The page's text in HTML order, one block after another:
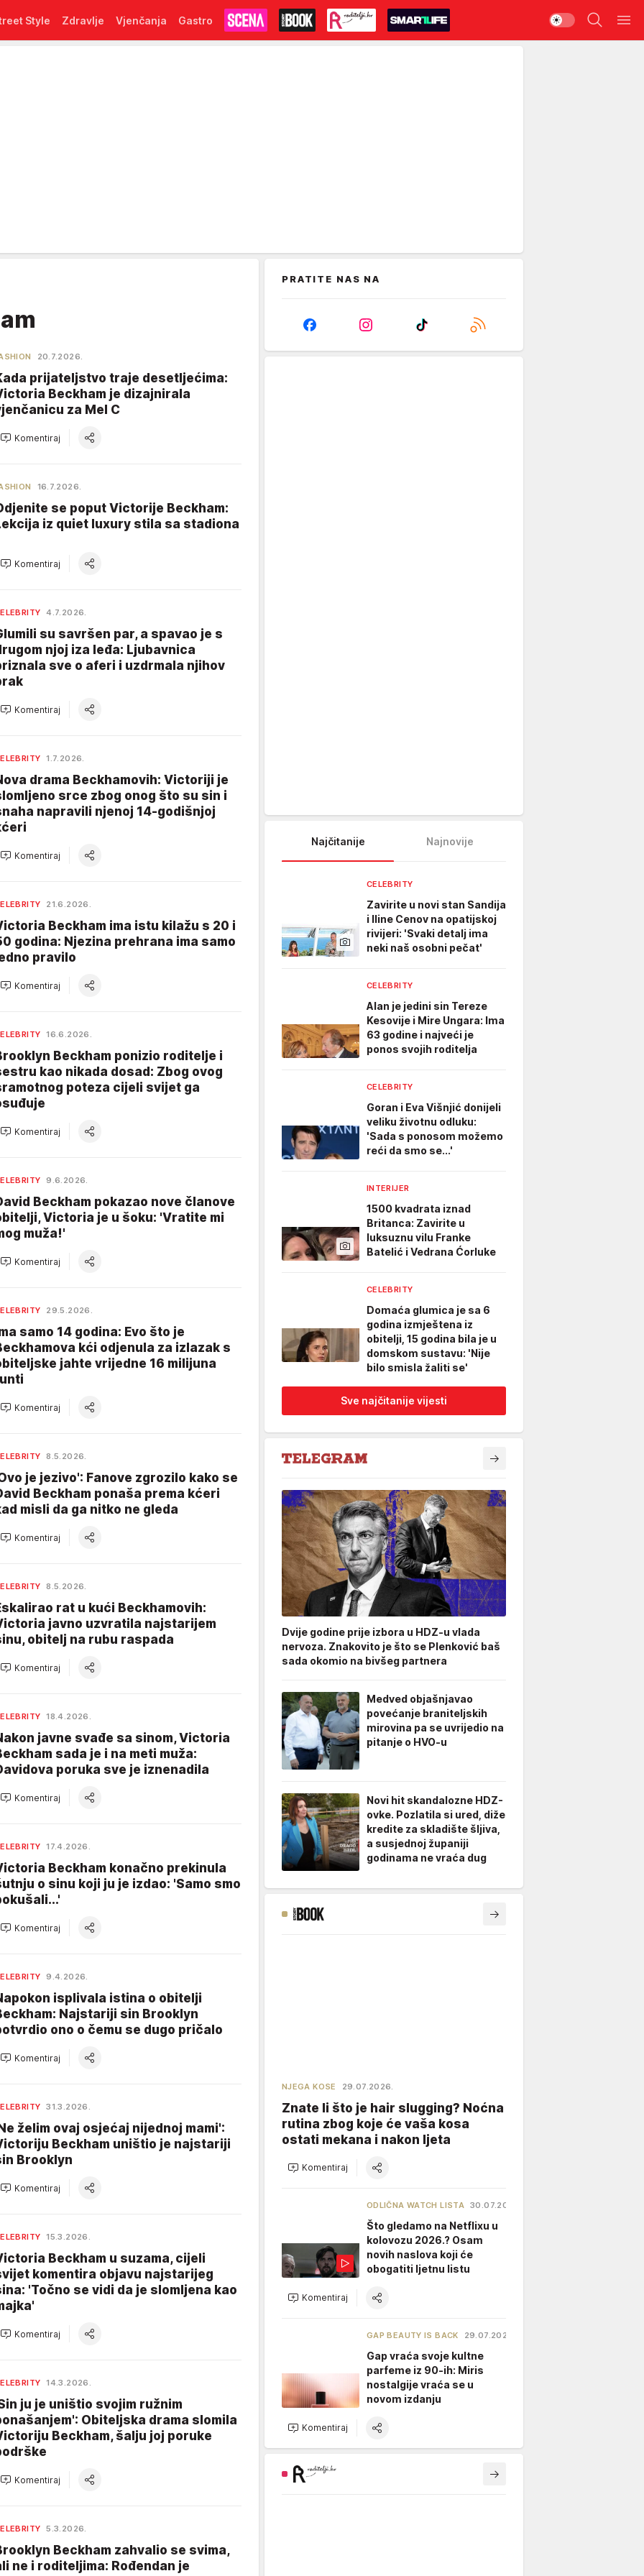
Style Zdravlje Vjenčanja Gastro
20.7.2026.
prijateljstvo traje desetljećima:
Beckham je dizajnirala
za Mel C
Komentiraj
16.7.2026.
se poput Victorije Beckham:
iz quiet luxury stila sa stadiona
Komentiraj
4.7.2026.
su savršen par, a spavao je s
njoj iza leđa: Ljubavnica
sve o aferi i uzdrmala njihov
Komentiraj
1.7.2026.
drama Beckhamovih: Victoriji je
srce zbog onog što su sin i
napravili njenoj 14-godišnjoj
Komentiraj
21.6.2026.
Beckham ima istu kilažu s 20 i
godina: Njezina prehrana ima samo
pravilo
Komentiraj
16.6.2026.
Beckham ponizio roditelje i
kao nikada dosad: Zbog ovog
poteza cijeli svijet ga
Komentiraj
9.6.2026.
Beckham pokazao nove članove
Victoria je u šoku: 'Vratite mi
muža!'
Komentiraj
29.5.2026.
samo 14 godina: Evo što je
kći odjenula za izlazak s
jahte vrijedne 16 milijuna
Komentiraj
8.5.2026.
je jezivo': Fanove zgrozilo kako se
Beckham ponaša prema kćeri
misli da ga nitko ne gleda
Komentiraj
8.5.2026.
rat u kući Beckhamovih:
javno uzvratila najstarijem
obitelj na rubu raspada
Komentiraj
18.4.2026.
javne svađe sa sinom, Victoria
sada je i na meti muža:
poruka sve je iznenadila
Komentiraj
17.4.2026.
Beckham konačno prekinula
o sinu koji ju je izdao: 'Samo smo
Komentiraj
9.4.2026.
isplivala istina o obitelji
Najstariji sin Brooklyn
ono o čemu se dugo pričalo
Komentiraj
31.3.2026.
želim ovaj osjećaj nijednoj mami':
Beckham uništio je najstariji
Brooklyn
Komentiraj
15.3.2026.
Beckham u suzama, cijeli
komentira objavu najstarijeg
'Točno se vidi da je slomljena kao
Komentiraj
14.3.2026.
ju je uništio svojim ružnim
Obiteljska drama slomila
Beckham, šalju joj poruke
Komentiraj
5.3.2026.
Beckham zahvalio se svima,
ne i roditeljima: Rođendan je
PRATITE NAS NA
Najčitanije Najnovije
CELEBRITY
Zavirite u novi stan Sandija
i Iline Cenov na opatijskoj
rivijeri: 'Svaki detalj ima
neki naš osobni pečat'
CELEBRITY
Alan je jedini sin Tereze
Kesovije i Mire Ungara: Ima
63 godine i najveći je
ponos svojih roditelja
CELEBRITY
Goran i Eva Višnjić donijeli
veliku životnu odluku:
'Sada s ponosom možemo
reći da smo se...'
INTERIJER
1500 kvadrata iznad
Britanca: Zavirite u
luksuznu vilu Franke
Batelić i Vedrana Ćorluke
CELEBRITY
Domaća glumica je sa 6
godina izmještena iz
obitelji, 15 godina bila je u
domskom sustavu: 'Nije
bilo smisla žaliti se'
Sve najčitanije vijesti
Dvije godine prije izbora u HDZ-u vlada
nervoza. Znakovito je što se Plenković baš
sada okomio na bivšeg partnera
Medved objašnjavao
povećanje braniteljskih
mirovina pa se uvrijedio na
pitanje o HVO-u
Novi hit skandalozne HDZ-
ovke. Pozlatila si ured, diže
kredite za skladište šljiva,
a susjednoj županiji
godinama ne vraća dug
NJEGA KOSE 29.07.2026.
Znate li što je hair slugging? Noćna
rutina zbog koje će vaša kosa
ostati mekana i nakon ljeta
Komentiraj
ODLIČNA WATCH LISTA 30.07.2026.
Što gledamo na Netflixu u
kolovozu 2026.? Osam
novih naslova koji će
obogatiti ljetnu listu
Komentiraj
GAP BEAUTY IS BACK 29.07.2026.
Gap vraća svoje kultne
parfeme iz 90-ih: Miris
nostalgije vraća se u
novom izdanju
Komentiraj